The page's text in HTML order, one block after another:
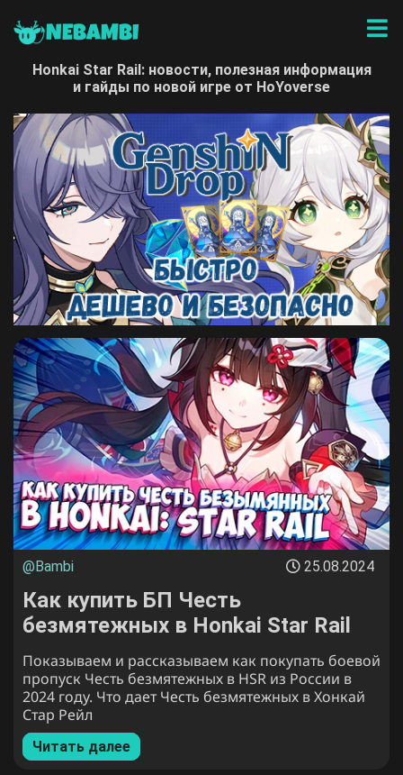
NEBAMBI
Honkai Star Rail: новости, полезная информация
и гайды по новой игре от HoYoverse
@Bambi 25.08.2024
Как купить БП Честь
безмятежных в Honkai Star Rail
для России в 2024 году
Показываем и рассказываем как покупать боевой
пропуск Честь безмятежных в HSR из России в
2024 году. Что дает Честь безмятежных в Хонкай
Стар Рейл
Читать далее